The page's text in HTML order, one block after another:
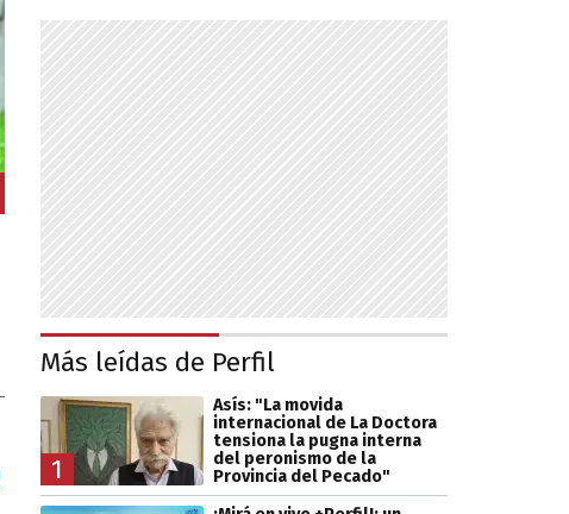
Más leídas de Perfil
1
Asís: "La movida
internacional de La Doctora
tensiona la pugna interna
del peronismo de la
Provincia del Pecado"